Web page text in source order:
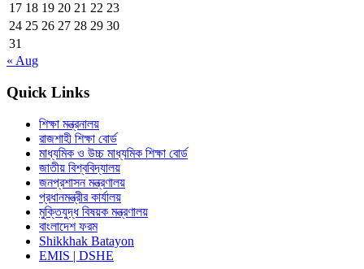
17 18 19 20 21 22 23
24 25 26 27 28 29 30
31
« Aug
Quick Links
শিক্ষা মন্ত্রনালয়
রাজশাহী শিক্ষা বোর্ড
মাধ্যমিক ও উচ্চ মাধ্যমিক শিক্ষা বোর্ড
জাতীয় বিশ্ববিদ্যালয়
জনপ্রশাসন মন্ত্রণালয়
প্রধানমন্ত্রীর কার্যালয়
মুক্তিযুদ্ধ বিষয়ক মন্ত্রণালয়
বাংলাদেশ ফরম
Shikkhak Batayon
EMIS | DSHE